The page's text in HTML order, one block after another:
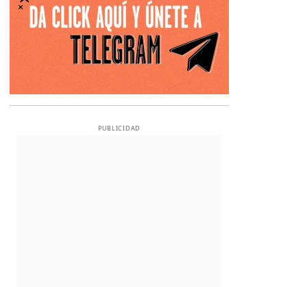
PUBLICIDAD